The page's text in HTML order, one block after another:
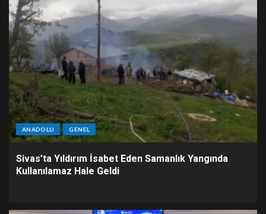
ANADOLU GENEL
Sivas’ta Yıldırım İsabet Eden Samanlık Yangında
Kullanılamaz Hale Geldi